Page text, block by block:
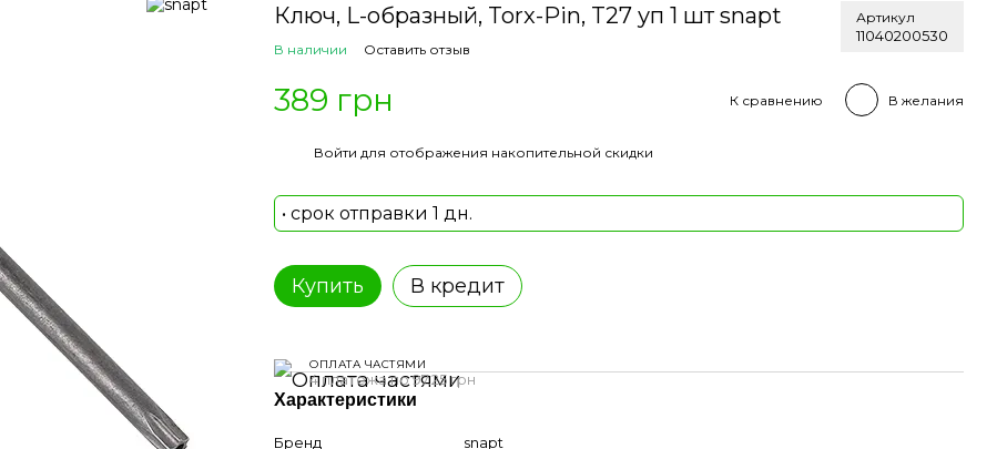
Ключ, L-образный, Torx-Pin, T27 уп 1 шт snapt Артикул
11040200530
В наличии Оставить отзыв
389 грн К сравнению В желания
Войти для отображения накопительной скидки
• срок отправки 1 дн.
Купить В кредит
ОПЛАТА ЧАСТЯМИ
4 платежа по 97.25 грн
Характеристики
Бренд
snapt